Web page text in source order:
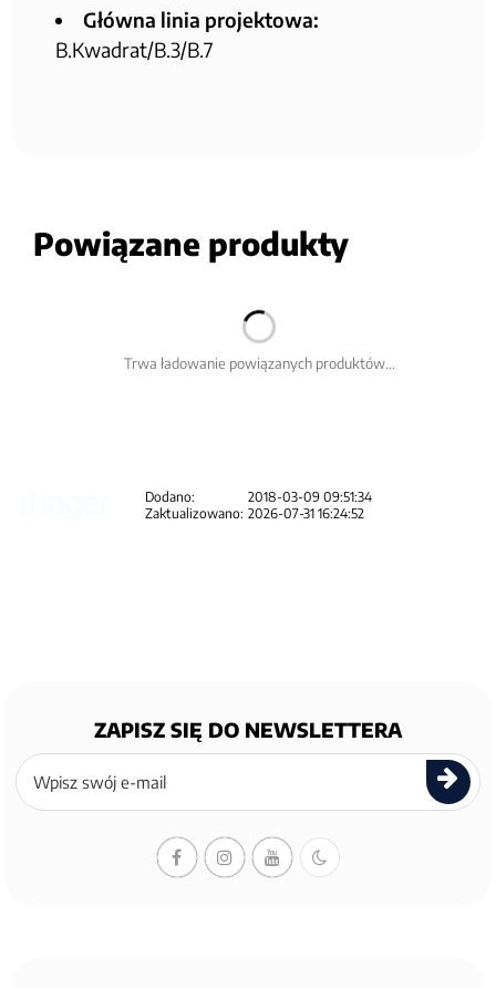
Główna linia projektowa:
B.Kwadrat/B.3/B.7
Powiązane produkty
Trwa ładowanie powiązanych produktów...
Dodano:
2018-03-09 09:51:34
Zaktualizowano: 2026-07-31 16:24:52
ZAPISZ SIĘ DO NEWSLETTERA
Zapisz
się
newslettera